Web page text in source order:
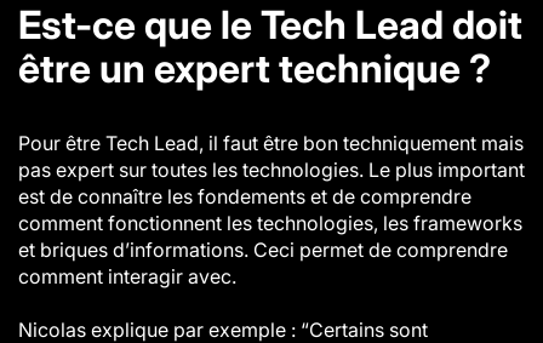
Est-ce que le Tech Lead doit
être un expert technique ?
Pour être Tech Lead, il faut être bon techniquement mais
pas expert sur toutes les technologies. Le plus important
est de connaître les fondements et de comprendre
comment fonctionnent les technologies, les frameworks
et briques d’informations. Ceci permet de comprendre
comment interagir avec.
Nicolas explique par exemple : “Certains sont